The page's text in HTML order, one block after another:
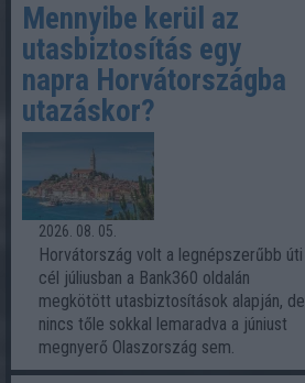
Mennyibe kerül az
utasbiztosítás egy
napra Horvátországba
utazáskor?
2026. 08. 05.
Horvátország volt a legnépszerűbb úti
cél júliusban a Bank360 oldalán
megkötött utasbiztosítások alapján, de
nincs tőle sokkal lemaradva a júniust
megnyerő Olaszország sem.